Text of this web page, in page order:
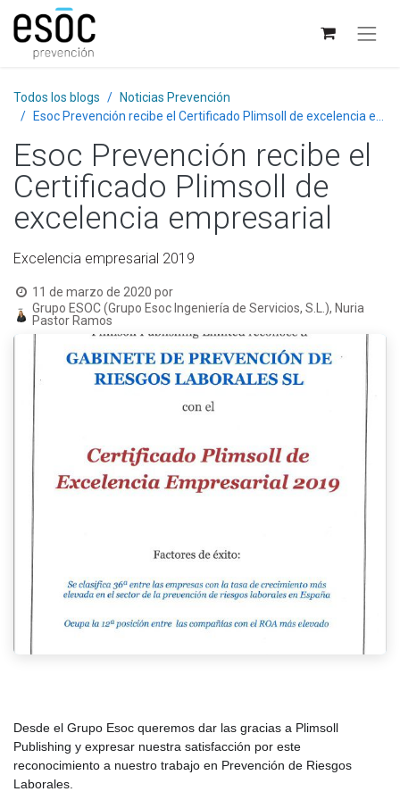
Todos los blogs
Noticias Prevención
Esoc Prevención recibe el Certificado Plimsoll de excelencia empresarial
Esoc Prevención recibe el
Certificado Plimsoll de
excelencia empresarial
Excelencia empresarial 2019
11 de marzo de 2020 por
Grupo ESOC (Grupo Esoc Ingeniería de Servicios, S.L.), Nuria
Pastor Ramos
Desde el Grupo Esoc queremos dar las gracias a Plimsoll
Publishing y expresar nuestra satisfacción por este
reconocimiento a nuestro trabajo en Prevención de Riesgos
Laborales.